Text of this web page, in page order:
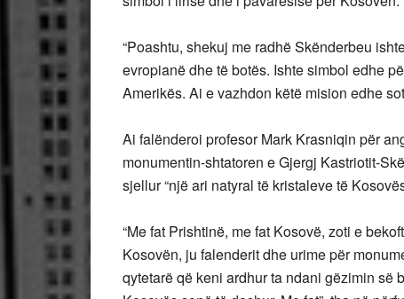
“Poashtu, shekuj me radhë Skënderbeu
evropianë dhe të botës. Ishte simbol edhe
Amerikës. Ai e vazhdon këtë mision edhe
Ai falënderoi profesor Mark Krasniqin për
monumentin-shtatoren e Gjergj Kastriotit-
sjellur “një ari natyral të kristaleve të
“Me fat Prishtinë, me fat Kosovë, zoti e
Kosovën, ju falenderit dhe urime për
qytetarë që keni ardhur ta ndani gëzimin së